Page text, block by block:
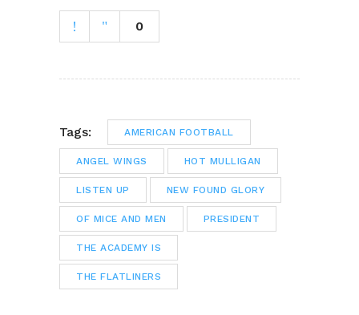
0
Tags: AMERICAN FOOTBALL
ANGEL WINGS HOT MULLIGAN
LISTEN UP NEW FOUND GLORY
OF MICE AND MEN PRESIDENT
THE ACADEMY IS
THE FLATLINERS